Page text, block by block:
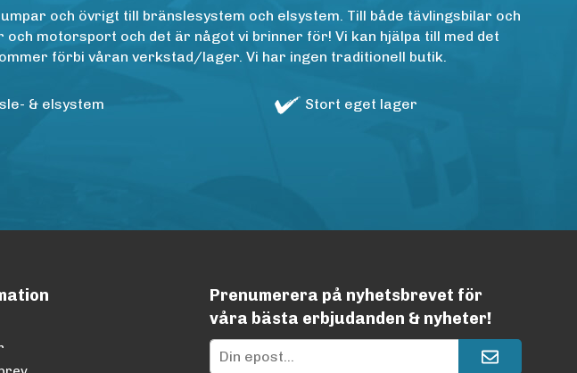
och övrigt till bränslesystem och elsystem. Till både tävlingsbilar och
motorsport och det är något vi brinner för! Vi kan hjälpa till med det
förbi våran verkstad/lager. Vi har ingen traditionell butik.
& elsystem Stort eget lager
Prenumerera på nyhetsbrevet för
våra bästa erbjudanden & nyheter!